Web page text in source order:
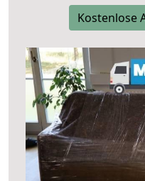
Kostenlose